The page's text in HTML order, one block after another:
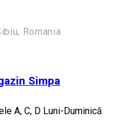
Romania
Simpa
A, C, D Luni-Duminică